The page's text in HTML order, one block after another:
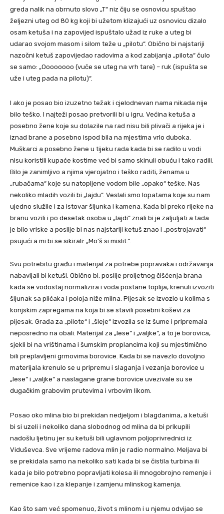
greda nalik na obrnuto slovo „T“ niz čiju se osnovicu spuštao
željezni uteg od 80 kg koji bi užetom klizajući uz osnovicu dizalo
osam ketuša i na zapovijed ispuštalo užad iz ruke a uteg bi
udarao svojom masom i silom teže u „pilotu“. Obično bi najstariji
nazočni ketuš zapovijedao radovima a kod zabijanja „pilota“ čulo
se samo: „Oooooooo (vuče se uteg na vrh tare) – ruk (ispušta se
uže i uteg pada na pilotu)“.
I ako je posao bio izuzetno težak i cjelodnevan nama nikada nije
bilo teško. I najteži posao pretvorili bi u igru. Većina ketuša a
posebno žene koje su dolazile na rad nisu bili plivači a rijeka je i
iznad brane a posebno ispod bila na mjestima vrlo duboka.
Muškarci a posebno žene u tijeku rada kada bi se radilo u vodi
nisu koristili kupaće kostime već bi samo skinuli obuću i tako radili.
Bilo je zanimljivo a njima vjerojatno i teško raditi, ženama u
„rubačama“ koje su natopljene vodom bile „opako“ teške. Nas
nekoliko mladih vozili bi „lajdu“. Veslali smo lopatama koje su nam
ujedno služile i za istovar šljunka i kamena. Kada bi preko rijeke na
branu vozili i po desetak osoba u „lajdi“ znali bi je zaljuljati a tada
je bilo vriske a poslije bi nas najstariji ketuš znao i „postrojavati“
psujući a mi bi se sikirali: „Mo’š si mislit.“.
Svu potrebitu građu i materijal za potrebe popravaka i održavanja
nabavljali bi ketuši. Obično bi, poslije proljetnog čišćenja brana
kada se vodostaj normalizira i voda postane toplija, krenuli izvoziti
šljunak sa plićaka i poloja niže milna. Pijesak se izvozio u kolima s
konjskim zapregama na koja bi se stavili posebni koševi za
pijesak. Građa za „pilote“ i „šleje“ izvozila se iz šume i pripremala
neposredno na obali. Materijal za „lese“ i „valjke“, a to je borovica,
sjekli bi na vrištinama i šumskim proplancima koji su mjestimično
bili preplavljeni grmovima borovice. Kada bi se navezlo dovoljno
materijala krenulo se u pripremu i slaganja i vezanja borovice u
„lese“ i „valjke“ a naslagane grane borovice uvezivale su se
dugačkim grabovim prutevima i vrbovim likom.
Posao oko mlina bio bi prekidan nedjeljom i blagdanima, a ketuši
bi si uzeli i nekoliko dana slobodnog od mlina da bi prikupili
nadošlu ljetinu jer su ketuši bili uglavnom poljoprivrednici iz
Viduševca. Sve vrijeme radova mlin je radio normalno. Meljava bi
se prekidala samo na nekoliko sati kada bi se čistila turbina ili
kada je bilo potrebno popravljati kolesa ili mnogobrojno remenje i
remenice kao i za klepanje i zamjenu mlinskog kamenja.
Kao što sam već spomenuo, život s mlinom i u njemu odvijao se